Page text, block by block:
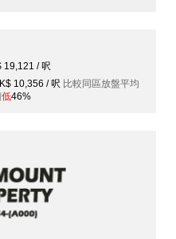
19,121 / 呎
10,356 / 呎 比較同區放盤平均
低46%